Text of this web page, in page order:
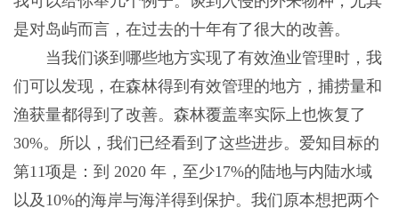
是对岛屿而言，在过去的十年有了很大的改善。
当我们谈到哪些地方实现了有效渔业管理时，我
们可以发现，在森林得到有效管理的地方，捕捞量和
渔获量都得到了改善。森林覆盖率实际上也恢复了
30%。所以，我们已经看到了这些进步。爱知目标的
第11项是：到 2020 年，至少17%的陆地与内陆水域
以及10%的海岸与海洋得到保护。我们原本想把两个